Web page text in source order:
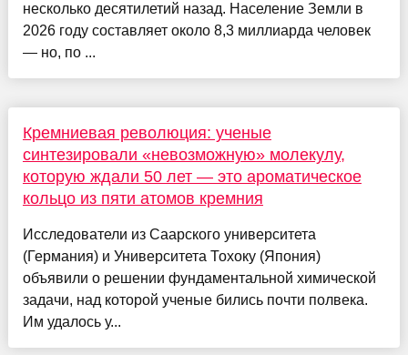
несколько десятилетий назад. Население Земли в
2026 году составляет около 8,3 миллиарда человек
— но, по ...
Кремниевая революция: ученые
синтезировали «невозможную» молекулу,
которую ждали 50 лет — это ароматическое
кольцо из пяти атомов кремния
Исследователи из Саарского университета
(Германия) и Университета Тохоку (Япония)
объявили о решении фундаментальной химической
задачи, над которой ученые бились почти полвека.
Им удалось у...